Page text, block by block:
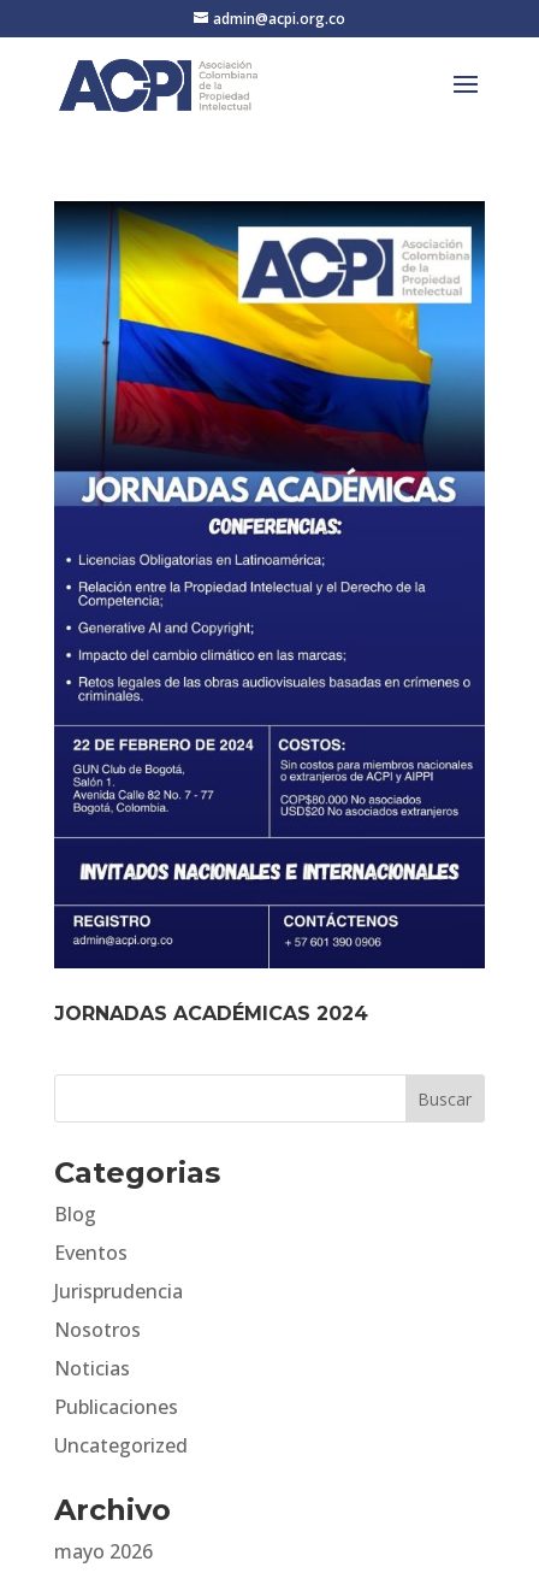
admin@acpi.org.co
JORNADAS ACADÉMICAS 2024
Categorias
Blog
Eventos
Jurisprudencia
Nosotros
Noticias
Publicaciones
Uncategorized
Archivo
mayo 2026